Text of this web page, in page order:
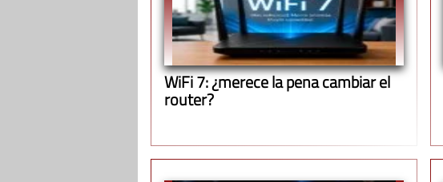
WiFi 7: ¿merece la pena cambiar el
router?